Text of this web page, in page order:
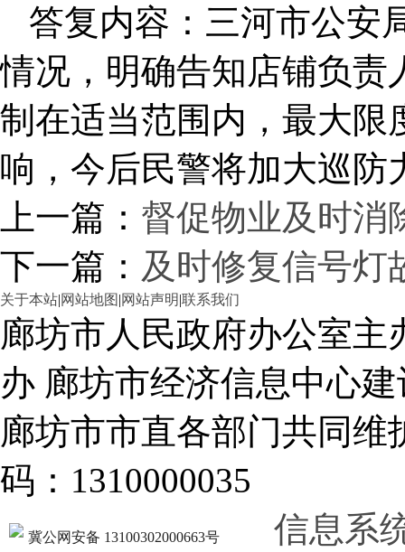
答复内容：三河市公安
情况，明确告知店铺负责
制在适当范围内，最大限
响，今后民警将加大巡防
上一篇： 督促物业及时消
下一篇： 及时修复信号灯
关于本站|网站地图 |网站声明|联系我们
廊坊市人民政府办公室
办 廊坊市经济信息中心建
廊坊市市直各部门共同
码：1310000035
冀公网安备 13100302000663号
信息系